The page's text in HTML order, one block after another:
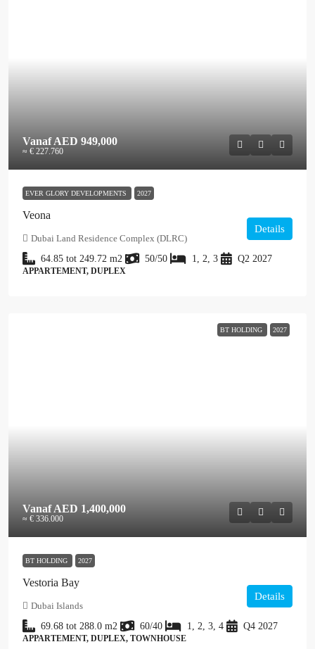
VanafAED 949,000
≈ € 227.760
EVER GLORY DEVELOPMENTS 2027
Veona
Dubai Land Residence Complex (DLRC)
64.85 tot 249.72 m2 50/50 1, 2, 3 Q2 2027
APPARTEMENT, DUPLEX
Details
BT HOLDING 2027
VanafAED 1,400,000
≈ € 336.000
BT HOLDING 2027
Vestoria Bay
Dubai Islands
69.68 tot 288.0 m2 60/40 1, 2, 3, 4 Q4 2027
APPARTEMENT, DUPLEX, TOWNHOUSE
Details